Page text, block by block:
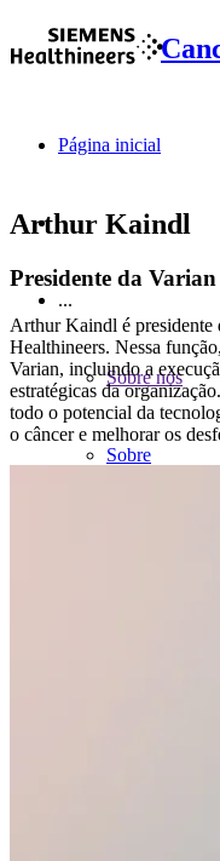
Página inicial
...
Sobre nós
Sobre
Arthur Kaindl
Presidente da Varian
Arthur Kaindl é presidente
Healthineers. Nessa
Varian, incluindo a
estratégicas da
todo o potencial da
o câncer e melhorar os